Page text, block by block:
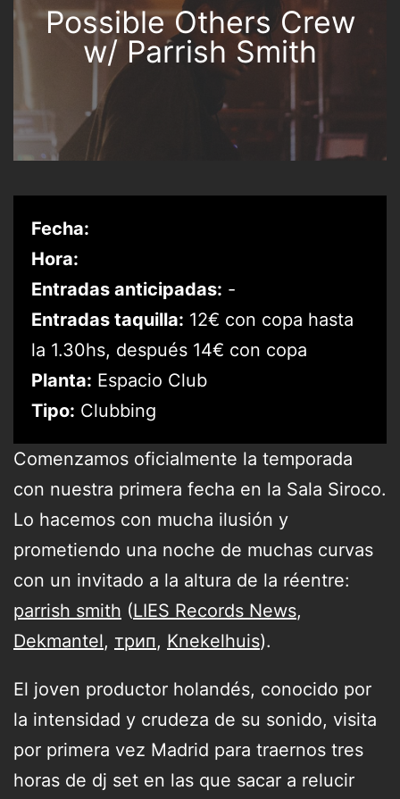
Possible Others Crew
w/ Parrish Smith
Fecha:
Hora:
Entradas anticipadas: -
Entradas taquilla: 12€ con copa hasta
la 1.30hs, después 14€ con copa
Planta: Espacio Club
Tipo: Clubbing
Comenzamos oficialmente la temporada
con nuestra primera fecha en la Sala Siroco.
Lo hacemos con mucha ilusión y
prometiendo una noche de muchas curvas
con un invitado a la altura de la réentre:
parrish smith (LIES Records News,
Dekmantel, трип, Knekelhuis).
El joven productor holandés, conocido por
la intensidad y crudeza de su sonido, visita
por primera vez Madrid para traernos tres
horas de dj set en las que sacar a relucir